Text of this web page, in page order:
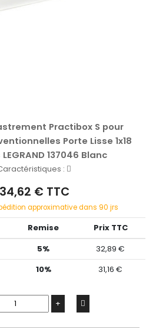
Practibox S pour
Porte Lisse 1x18
137046 Blanc
:
34,62 € TTC
approximative dans 90 jrs
Remise
Prix TTC
5%
32,89 €
10% 31,16 €
+